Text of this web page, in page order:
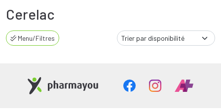
Cerelac
Menu/Filtres